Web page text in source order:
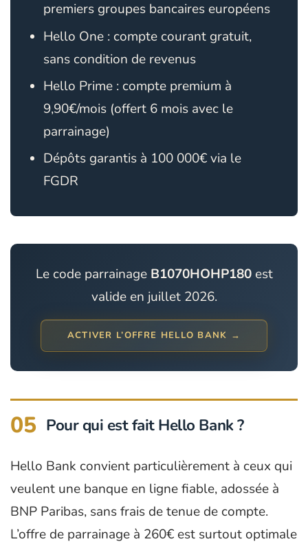
premiers groupes bancaires européens
Hello One : compte courant gratuit,
sans condition de revenus
Hello Prime : compte premium à
9,90€/mois (offert 6 mois avec le
parrainage)
Dépôts garantis à 100 000€ via le
FGDR
Le code parrainage B1070HOHP180est
valide en juillet 2026.
ACTIVER L’OFFRE HELLO BANK →
05 Pour qui est fait Hello Bank ?
Hello Bank convient particulièrement à ceux qui
veulent une banque en ligne fiable, adossée à
BNP Paribas, sans frais de tenue de compte.
L’offre de parrainage à 260€ est surtout optimale